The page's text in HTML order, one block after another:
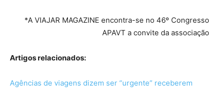
*A VIAJAR MAGAZINE encontra-se no 46º Congresso
APAVT a convite da associação
Artigos relacionados:
Agências de viagens dizem ser “urgente” receberem